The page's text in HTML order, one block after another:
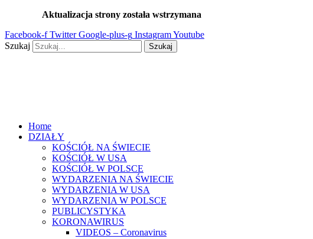
treści
Aktualizacja strony została wstrzymana
Facebook-f Twitter Google-plus-g InstagramYoutube
Szukaj
Szukaj
Home
DZIAŁY
KOŚCIÓŁ NA ŚWIECIE
KOŚCIÓŁ W USA
KOŚCIÓŁ W POLSCE
WYDARZENIA NA ŚWIECIE
WYDARZENIA W USA
WYDARZENIA W POLSCE
PUBLICYSTYKA
KORONAWIRUS
VIDEOS – Coronavirus